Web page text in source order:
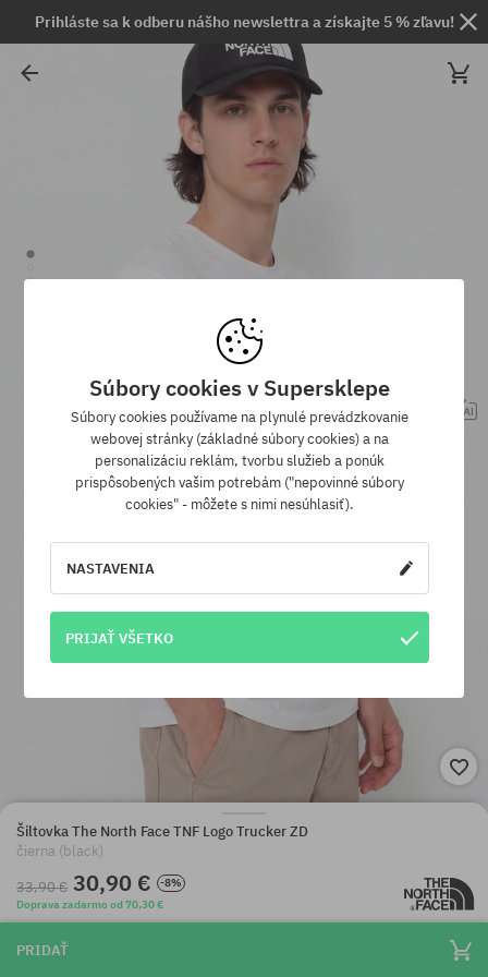
Prihláste sa k odberu nášho newslettra a získajte 5 % zľavu!
Šiltovka The North Face TNF Logo Trucker ZD
čierna (black)
33,90 € 30,90 €
-8%
Doprava zadarmo od 70,30 €
PRIDAŤ
Súbory cookies v Supersklepe
Súbory cookies používame na plynulé prevádzkovanie
webovej stránky (základné súbory cookies) a na
personalizáciu reklám, tvorbu služieb a ponúk
prispôsobených vašim potrebám ("nepovinné súbory
cookies" - môžete s nimi nesúhlasiť).
NASTAVENIA
PRIJAŤ VŠETKO